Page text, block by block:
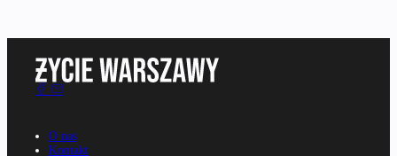
O nas
Kontakt